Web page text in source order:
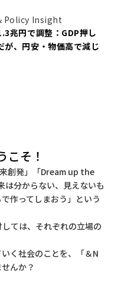
Policy Insight
兆円で調整：GDP押し
が、円安・物価高で減じ
こそ！
創発」「Dream up the
分からない、見えないも
作ってしまおう」という
ては、それぞれの立場の
く社会のことを、「＆N
んか？